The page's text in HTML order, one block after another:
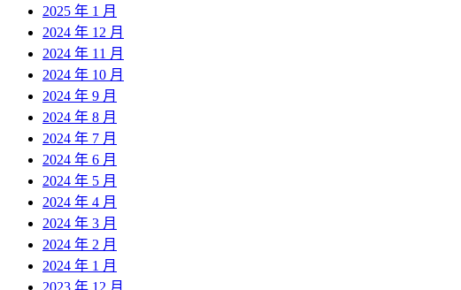
2025 年 1 月
2024 年 12 月
2024 年 11 月
2024 年 10 月
2024 年 9 月
2024 年 8 月
2024 年 7 月
2024 年 6 月
2024 年 5 月
2024 年 4 月
2024 年 3 月
2024 年 2 月
2024 年 1 月